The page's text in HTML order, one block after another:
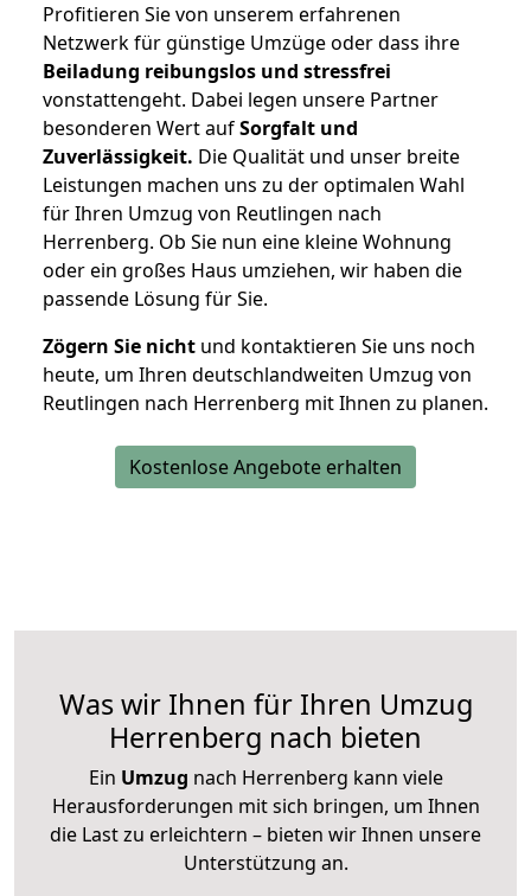
Profitieren Sie von unserem erfahrenen
Netzwerk für günstige Umzüge oder dass ihre
Beiladung reibungslos und stressfrei
vonstattengeht. Dabei legen unsere Partner
besonderen Wert aufSorgfalt und
Zuverlässigkeit. Die Qualität und unser breite
Leistungen machen uns zu der optimalen Wahl
für Ihren Umzug von Reutlingen nach
Herrenberg. Ob Sie nun eine kleine Wohnung
oder ein großes Haus umziehen, wir haben die
passende Lösung für Sie.
Zögern Sie nicht und kontaktieren Sie uns noch
heute, um Ihren deutschlandweiten Umzug von
Reutlingen nach Herrenberg mit Ihnen zu planen.
Kostenlose Angebote erhalten
Was wir Ihnen für Ihren Umzug
Herrenberg nach bieten
Ein Umzug nach Herrenberg kann viele
Herausforderungen mit sich bringen, um Ihnen
die Last zu erleichtern – bieten wir Ihnen unsere
Unterstützung an.